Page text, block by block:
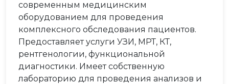
современным медицинским
оборудованием для проведения
комплексного обследования пациентов.
Предоставляет услуги УЗИ, МРТ, КТ,
рентгенологии, функциональной
диагностики. Имеет собственную
лабораторию для проведения анализов и